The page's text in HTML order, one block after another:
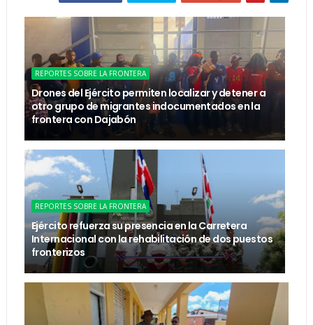
REPORTES SOBRE LA FRONTERA
Drones del Ejército permiten localizar y detener a
otro grupo de migrantes indocumentados en la
frontera con Dajabón
REPORTES SOBRE LA FRONTERA
Ejército refuerza su presencia en la Carretera
Internacional con la rehabilitación de dos puestos
fronterizos